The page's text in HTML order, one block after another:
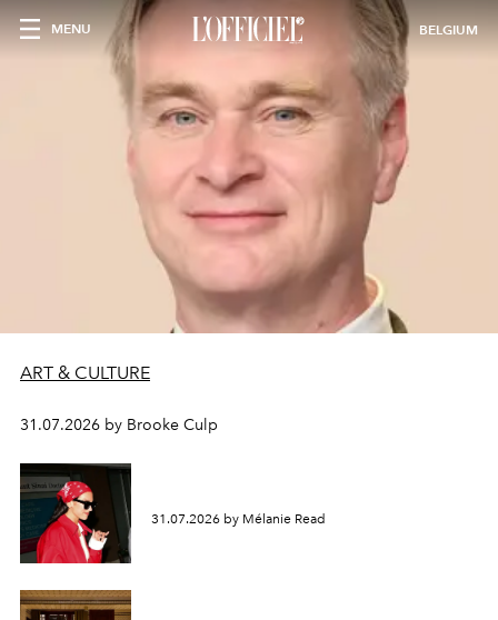
MENU BELGIUM
ART & CULTURE
31.07.2026 by Brooke Culp
31.07.2026 by Mélanie Read